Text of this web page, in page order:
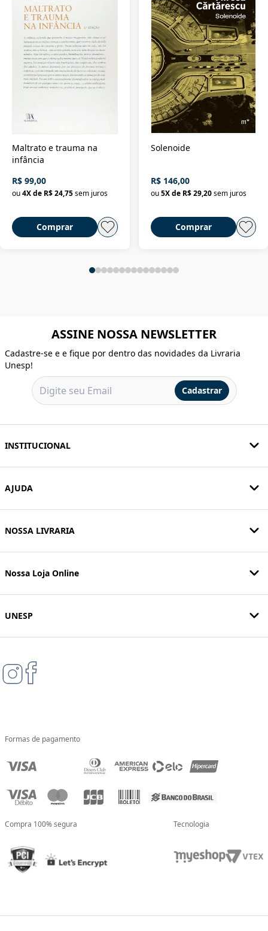
Maltrato e trauma na
infância
R$ 99,00
ou4X de R$ 24,75sem juros
Comprar
Solenoide
R$ 146,00
ou 5X de R$ 29,20 sem juros
Comprar
ASSINE NOSSA NEWSLETTER
Cadastre-se e e fique por dentro das novidades da Livraria
Unesp!
Cadastrar
INSTITUCIONAL
AJUDA
NOSSA LIVRARIA
Nossa Loja Online
UNESP
Formas de pagamento
Compra 100% segura Tecnologia